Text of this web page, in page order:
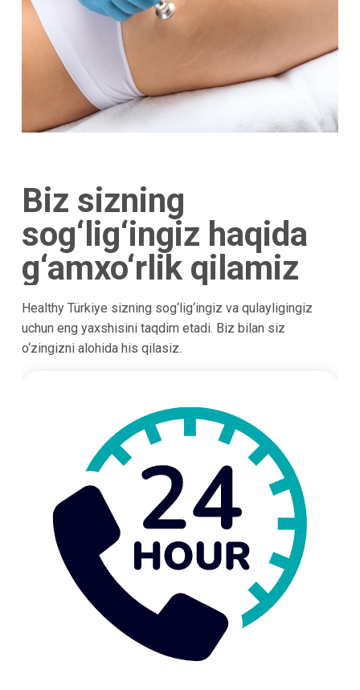
Biz sizning
sog‘lig‘ingiz haqida
g‘amxo‘rlik qilamiz
Healthy Türkiye sizning sog‘lig‘ingiz va qulayligingiz
uchun eng yaxshisini taqdim etadi. Biz bilan siz
o‘zingizni alohida his qilasiz.